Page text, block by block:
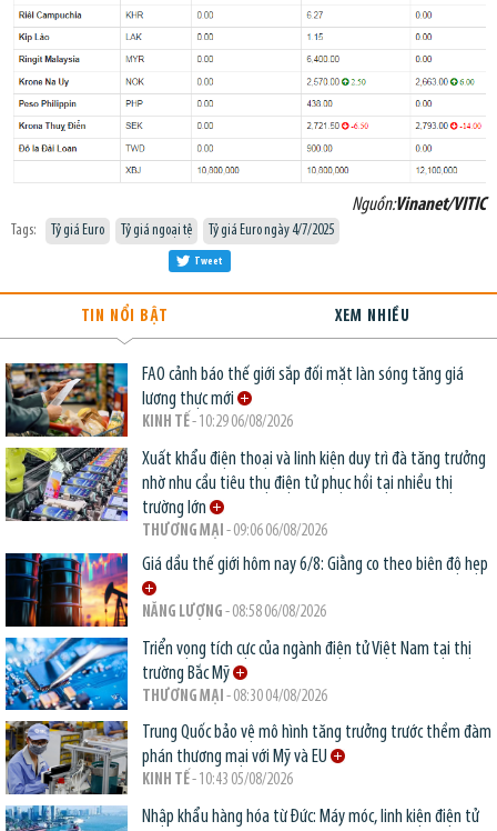
Nguồn:Vinanet/VITIC
Tags: Tỷ giá Euro Tỷ giá ngoại tệ Tỷ giá Euro ngày 4/7/2025
Tweet
TIN NỔI BẬT XEM NHIỀU
FAO cảnh báo thế giới sắp đối mặt làn sóng tăng giá
lương thực mới
KINH TẾ- 10:29 06/08/2026
Xuất khẩu điện thoại và linh kiện duy trì đà tăng trưởng
nhờ nhu cầu tiêu thụ điện tử phục hồi tại nhiều thị
trường lớn
THƯƠNG MẠI - 09:06 06/08/2026
Giá dầu thế giới hôm nay 6/8: Giằng co theo biên độ hẹp
NĂNG LƯỢNG - 08:58 06/08/2026
Triển vọng tích cực của ngành điện tử Việt Nam tại thị
trường Bắc Mỹ
THƯƠNG MẠI - 08:30 04/08/2026
Trung Quốc bảo vệ mô hình tăng trưởng trước thềm đàm
phán thương mại với Mỹ và EU
KINH TẾ- 10:43 05/08/2026
Nhập khẩu hàng hóa từ Đức: Máy móc, linh kiện điện tử